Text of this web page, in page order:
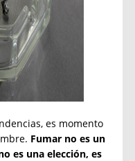
es momento
Fumar no es un
es una elección, es